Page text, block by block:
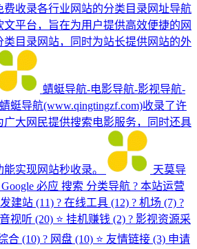
收录各行业网站的分类目录网址导航
平台，旨在为用户提供高效便捷的网
目录网站，同时为站长提供网站的外
蜻蜓导航-电影导航-影视导航-
蜻蜓导航(www.qingtingzf.com)收录了许
广大网民提供搜索电影服务，同时还具
实现网站秒收录。
天莫导
必应 搜索 分类导航 ? 本站运营
建站 (11) ?️ 在线工具 (12) ? 机场 (7) ?️
视听 (20) ⭐ 挂机赚钱 (2) ? 影视资源采
合 (10) ? 网盘 (10) ⭐ 友情链接 (3) 申请